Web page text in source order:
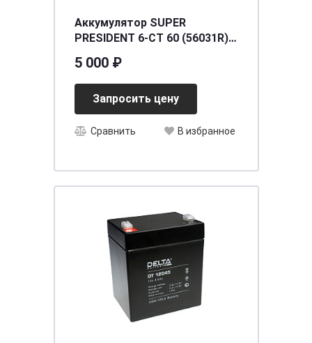
Аккумулятор SUPER
PRESIDENT 6-CT 60 (56031R)
5 000 ₽
Запросить цену
Сравнить В избранное